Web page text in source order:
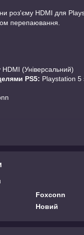
роз'єму HDMI для
перепаювання.
HDMI (Універсальний)
PS5: Playstation 5
Foxconn
Новий